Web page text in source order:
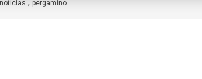
noticias , pergamino